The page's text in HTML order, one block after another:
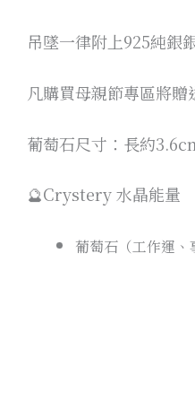
吊墜一律附上925純銀
凡購買母親節專區將
葡萄石尺寸：長約
🔮Crystery 水晶能量
葡萄石（工作運、